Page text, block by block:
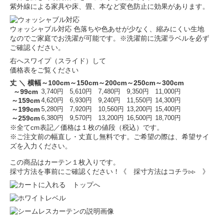
紫外線による家具や床、畳、本など変色防止に効果があります。
ウォッシャブル対応 色落ちや色あせが少なく、縮みにくい生地
なのでご家庭でお洗濯が可能です。※洗濯前に洗濯ラベルを必ず
ご確認ください。
右へスワイプ（スライド）して
価格表をご覧ください
丈 ＼ 横幅～100cm～150cm～200cm～250cm～300cm
～99cm 3,740円 5,610円 7,480円 9,350円 11,000円
～159cm 4,620円 6,930円 9,240円 11,550円 14,300円
～199cm 5,280円 7,920円 10,560円 13,200円 15,400円
～259cm 6,380円 9,570円 13,200円 16,500円 18,700円
※全てcm表記／価格は１枚の値段（税込）です。
※ご注文前の幅直し・丈直し無料です。ご希望の際は、希望サイ
ズを入力ください。
この商品はカーテン１枚入りです。
採寸方法を事前にご確認ください！
《 採寸方法はコチラ▹▹ 》